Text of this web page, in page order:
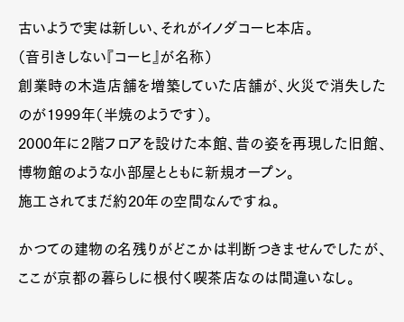
古いようで実は新しい、それがイノダコーヒ本店。
（音引きしない『コーヒ』が名称）
創業時の木造店舗を増築していた店舗が、火災で消失した
のが1999年（半焼のようです）。
2000年に2階フロアを設けた本館、昔の姿を再現した旧館、
博物館のような小部屋とともに新規オープン。
施工されてまだ約20年の空間なんですね。
かつての建物の名残りがどこかは判断つきませんでしたが、
ここが京都の暮らしに根付く喫茶店なのは間違いなし。